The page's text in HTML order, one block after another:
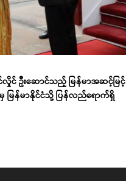
လှိုင် ဦးဆောင်သည့် မြန်မာအဆင့်မြင့်
ြန်မာနိုင်ငံသို့ ပြန်လည်ရောက်ရှိ